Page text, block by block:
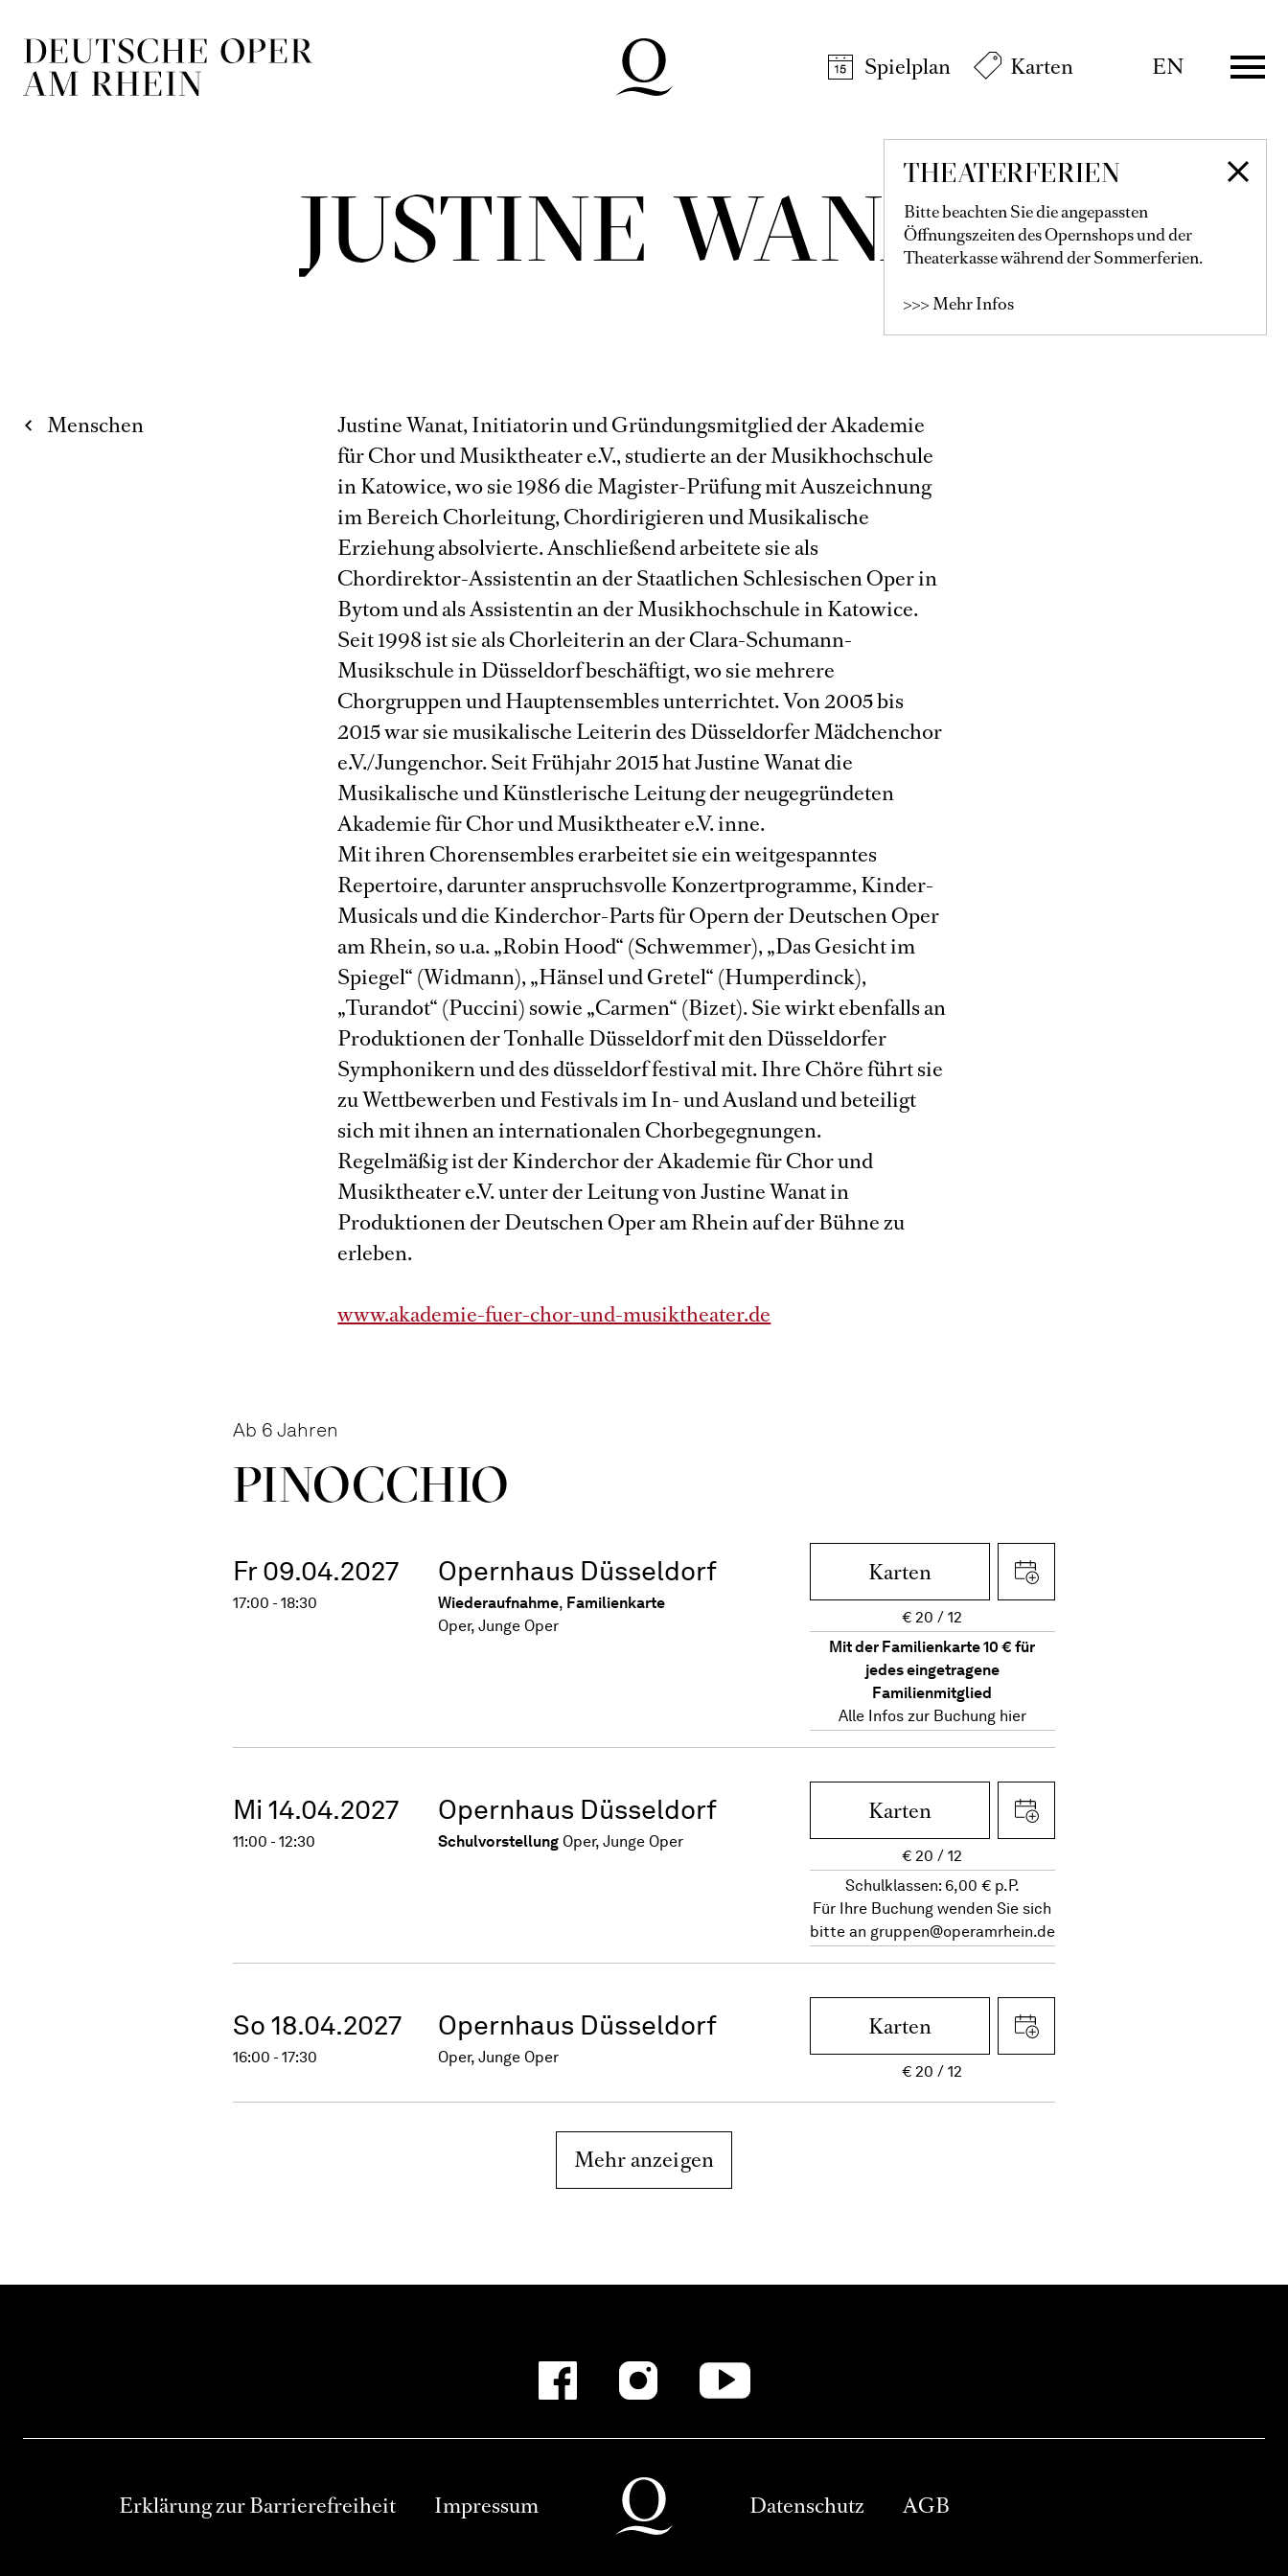
Spielplan
Karten EN
THEATERFERIEN
Bitte beachten Sie die angepassten
Öffnungszeiten des Opernshops und der
Theaterkasse während der Sommerferien.
>>> Mehr Infos
JUSTINE WANAT
Menschen
Justine Wanat, Initiatorin und Gründungsmitglied der Akademie
für Chor und Musiktheater e.V., studierte an der Musikhochschule
in Katowice, wo sie 1986 die Magister-Prüfung mit Auszeichnung
im Bereich Chorleitung, Chordirigieren und Musikalische
Erziehung absolvierte. Anschließend arbeitete sie als
Chordirektor-Assistentin an der Staatlichen Schlesischen Oper in
Bytom und als Assistentin an der Musikhochschule in Katowice.
Seit 1998 ist sie als Chorleiterin an der Clara-Schumann-
Musikschule in Düsseldorf beschäftigt, wo sie mehrere
Chorgruppen und Hauptensembles unterrichtet. Von 2005 bis
2015 war sie musikalische Leiterin des Düsseldorfer Mädchenchor
e.V./Jungenchor. Seit Frühjahr 2015 hat Justine Wanat die
Musikalische und Künstlerische Leitung der neugegründeten
Akademie für Chor und Musiktheater e.V. inne.
Mit ihren Chorensembles erarbeitet sie ein weitgespanntes
Repertoire, darunter anspruchsvolle Konzertprogramme, Kinder-
Musicals und die Kinderchor-Parts für Opern der Deutschen Oper
am Rhein, so u.a. „Robin Hood“ (Schwemmer), „Das Gesicht im
Spiegel“ (Widmann), „Hänsel und Gretel“ (Humperdinck),
„Turandot“ (Puccini) sowie „Carmen“ (Bizet). Sie wirkt ebenfalls an
Produktionen der Tonhalle Düsseldorf mit den Düsseldorfer
Symphonikern und des düsseldorf festival mit. Ihre Chöre führt sie
zu Wettbewerben und Festivals im In- und Ausland und beteiligt
sich mit ihnen an internationalen Chorbegegnungen.
Regelmäßig ist der Kinderchor der Akademie für Chor und
Musiktheater e.V. unter der Leitung von Justine Wanat in
Produktionen der Deutschen Oper am Rhein auf der Bühne zu
erleben.
www.akademie-fuer-chor-und-musiktheater.de
Ab 6 Jahren
PINOC­CHIO
Fr 09.04.2027 Opernhaus Düsseldorf
17:00 - 18:30 Wiederaufnahme, Familienkarte
Oper, Junge Oper
Karten
€20
12
Mit der Familienkarte 10 € für
jedes eingetragene
Familienmitglied
Alle Infos zur Buchung hier
Mi 14.04.2027 Opernhaus Düsseldorf
11:00 - 12:30 Schulvorstellung Oper, Junge Oper
Karten
€20
12
Schulklassen: 6,00 € p.P.
Für Ihre Buchung wenden Sie sich
bitte an gruppen@operamrhein.de
So 18.04.2027 Opernhaus Düsseldorf
16:00 - 17:30 Oper, Junge Oper
Karten
€20 12
Mehr anzeigen
Erklärung zur Barrierefreiheit Impressum Datenschutz AGB